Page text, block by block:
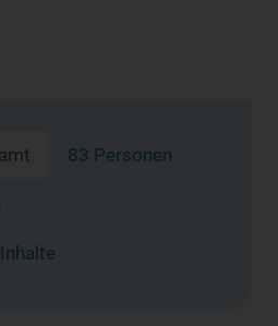
83 Personen